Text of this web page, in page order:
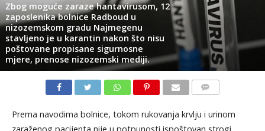
Zbog moguće zaraze hantavirusom, 12
zaposlenika bolnice Radboud u
nizozemskom gradu Najmegenu
stavljeno je u karantin nakon što nisu
poštovane propisane sigurnosne
mjere, prenose nizozemski mediji.
Prema navodima bolnice, tokom rukovanja krvlju i urinom